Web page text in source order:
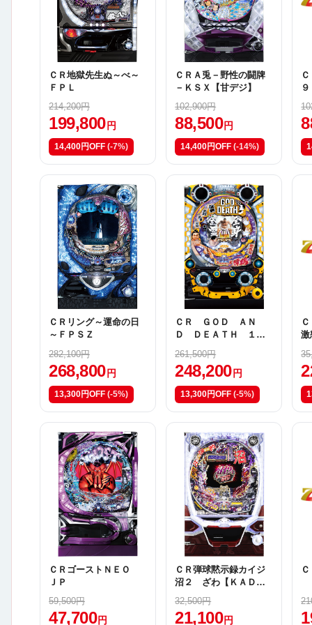
ＣＲ地獄先生ぬ～べ～
ＦＰＬ
214,200円
199,800 円
14,400円OFF (-7%)
ＣＲＡ兎－野性の闘牌
－ＫＳＸ【甘デジ】
102,900円
88,500 円
14,400円OFF (-14%)
９
ＣＲリング～運命の日
～ＦＰＳＺ
282,100円
268,800 円
13,300円OFF (-5%)
ＣＲ ＧＯＤ ＡＮ
Ｄ ＤＥＡＴＨ １９
261,500円
248,200 円
13,300円OFF (-5%)
激
ＣＲゴーストＮＥＯ
ＪＰ
59,500円
47,700 円
ＣＲ弾球黙示録カイジ
沼２ ざわ【ＫＡＤ
32,500円
21,100 円